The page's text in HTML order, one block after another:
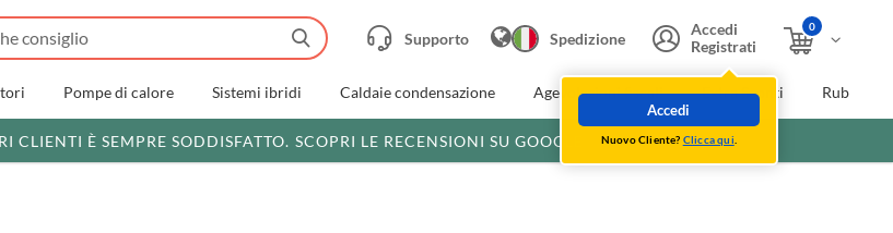
Supporto Spedizione
Accedi
Registrati
Accedi
Nuovo Cliente? Clicca qui
0
Pompe di calore Sistemi ibridi Caldaie condensazione Agevolazioni fiscali Extra Sconti
CLIENTI È SEMPRE SODDISFATTO. SCOPRI LE RECENSIONI SU GOOGLE